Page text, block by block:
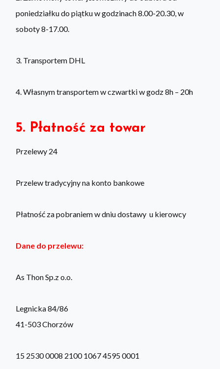
poniedziałku do piątku w godzinach 8.00-20.30, w
soboty 8-17.00.
3. Transportem DHL
4. Własnym transportem w czwartki w godz 8h – 20h
5. Płatność za towar
Przelewy 24
Przelew tradycyjny na konto bankowe
Płatność za pobraniem w dniu dostawy u kierowcy
Dane do przelewu:
As Thon Sp.z o.o.
Legnicka 84/86
41-503 Chorzów
15 2530 0008 2100 1067 4595 0001